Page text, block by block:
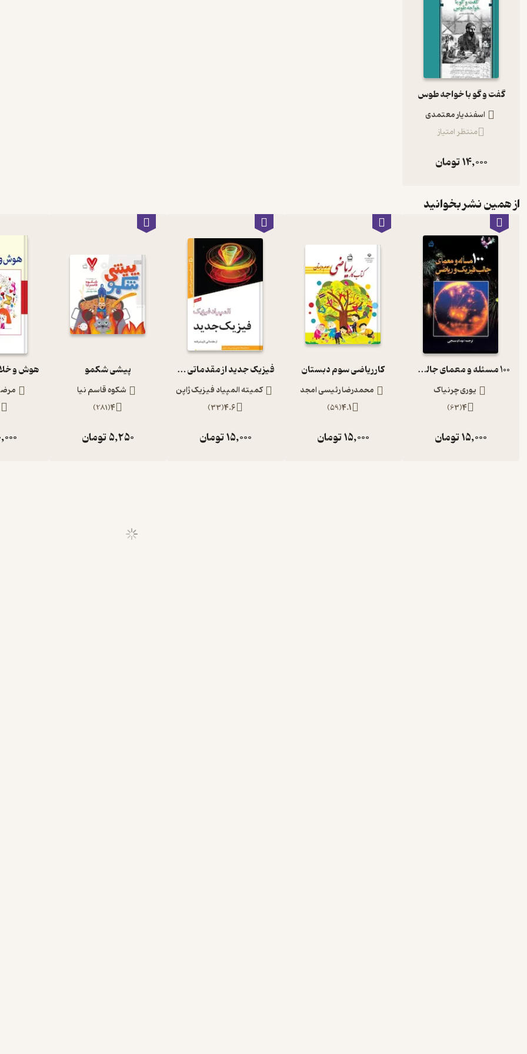
گفت و گو با خواجه طوس
اسفندیار معتمدی
منتظر امتیاز
14,000تومان
از همین نشر بخوانید
100 مسئله و معمای جالب فیزیک و ریاضی
یوری چرنیاک
4
(
63
)
15,000تومان
کار ریاضی سوم دبستان
محمدرضا رئیسی امجد
4.1
(
59
)
15,000تومان
فیزیک جدید از مقدماتی تا پیشرفته المپیاد فیزیک 4
کمیته المپیاد فیزیک ژاپن
4.6
(
33
)
15,000تومان
پیشی شکمو
شکوه قاسم نیا
4
(
281
)
5,250تومان